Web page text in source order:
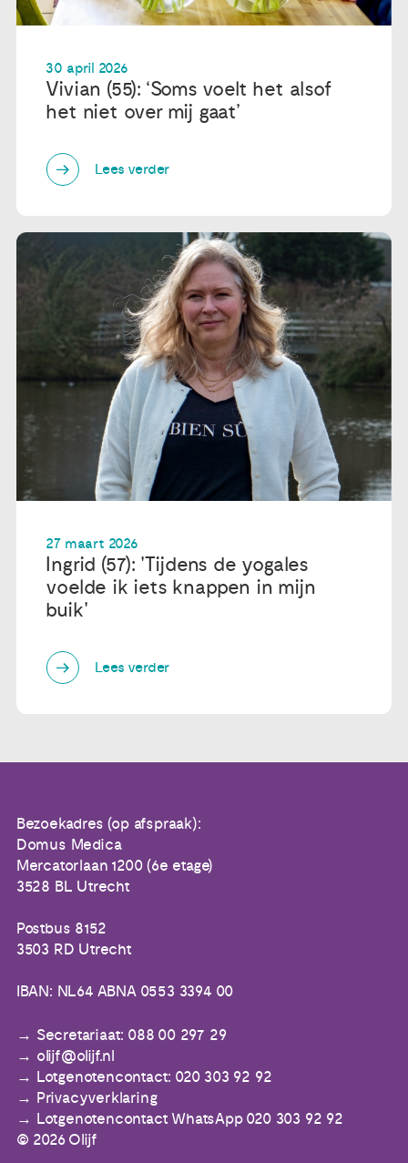
30 april 2026
Vivian (55): ‘Soms voelt het alsof
het niet over mij gaat’
Lees verder
27 maart 2026
Ingrid (57): 'Tijdens de yogales
voelde ik iets knappen in mijn
buik'
Lees verder
Bezoekadres (op afspraak):
Domus Medica
Mercatorlaan 1200 (6e etage)
3528 BL Utrecht
Postbus 8152
3503 RD Utrecht
IBAN: NL64 ABNA 0553 3394 00
Secretariaat: 088 00 297 29
olijf@olijf.nl
Lotgenotencontact: 020 303 92 92
Privacyverklaring
Lotgenotencontact WhatsApp 020 303 92 92
© 2026 Olijf